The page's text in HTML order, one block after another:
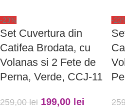
-23%
Set Cuvertura din
Catifea Brodata, cu
Volanas si 2 Fete de
Perna, Verde, CCJ-11
259,00lei 199,00 lei
-